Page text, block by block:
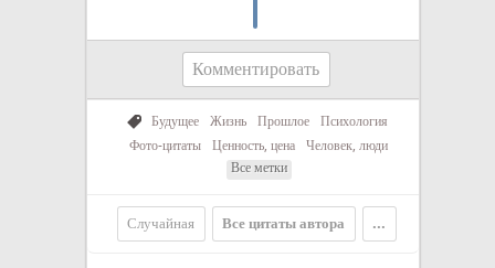
Комментировать
Будущее Жизнь Прошлое
Психология
Фото-цитаты
Ценность, цена
Человек, люди
Все метки
Случайная Все цитаты автора ...